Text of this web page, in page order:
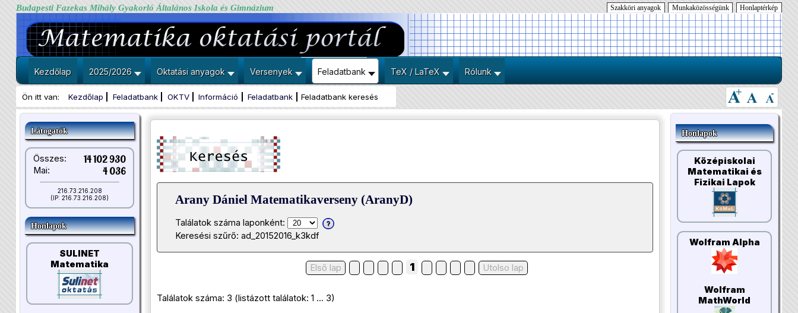
Budapesti Fazekas Mihály Gyakorló Általános Iskola és Gimnázium Honlaptérkép
Munkaközösségünk
Szakköri anyagok
Kezdőlap 2025/2026 Oktatási anyagok Versenyek Feladatbank TeX / LaTeX Rólunk
Ön itt van: Kezdőlap Feladatbank OKTV Információ Feladatbank Feladatbank keresés
Látogatók
Összes: 14 102 930
Mai: 4 036
216.73.216.208
(IP: 216.73.216.208)
Honlapok
SULINET
Matematika
Arany Dániel Matematikaverseny (AranyD)
Találatok száma laponként:
Keresési szűrő: ad_20152016_k3kdf
Első lap 1 Utolso lap
Találatok száma: 3 (listázott találatok: 1 ... 3)
Honlapok
Középiskolai
Matematikai és
Fizikai Lapok
Wolfram Alpha
Wolfram
MathWorld